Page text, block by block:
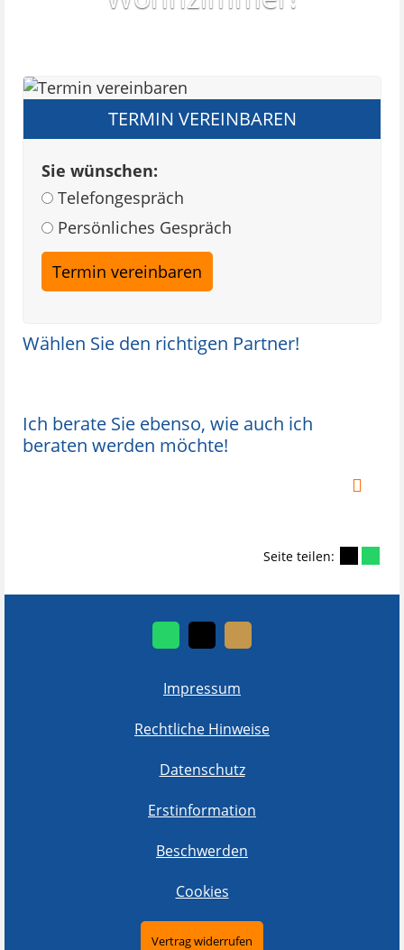
TERMIN VEREINBAREN
Sie wünschen:
Telefongespräch
Persönliches Gespräch
Wählen Sie den richtigen Partner!
Ich berate Sie ebenso, wie auch ich
beraten werden möchte!
Seite teilen:
Impressum
Rechtliche Hinweise
Datenschutz
Erstinformation
Beschwerden
Cookies
Vertrag widerrufen